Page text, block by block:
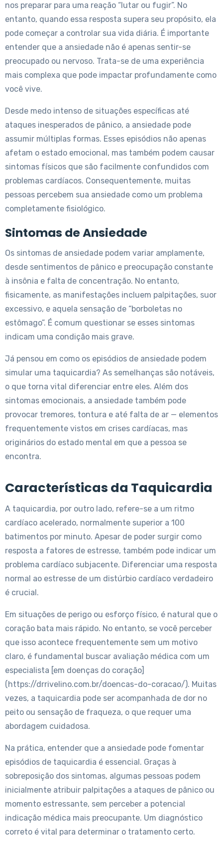
nos preparar para uma reação “lutar ou fugir”. No
entanto, quando essa resposta supera seu propósito, ela
pode começar a controlar sua vida diária. É importante
entender que a ansiedade não é apenas sentir-se
preocupado ou nervoso. Trata-se de uma experiência
mais complexa que pode impactar profundamente como
você vive.
Desde medo intenso de situações específicas até
ataques inesperados de pânico, a ansiedade pode
assumir múltiplas formas. Esses episódios não apenas
afetam o estado emocional, mas também podem causar
sintomas físicos que são facilmente confundidos com
problemas cardíacos. Consequentemente, muitas
pessoas percebem sua ansiedade como um problema
completamente fisiológico.
Sintomas de Ansiedade
Os sintomas de ansiedade podem variar amplamente,
desde sentimentos de pânico e preocupação constante
à insônia e falta de concentração. No entanto,
fisicamente, as manifestações incluem palpitações, suor
excessivo, e aquela sensação de “borboletas no
estômago”. É comum questionar se esses sintomas
indicam uma condição mais grave.
Já pensou em como os episódios de ansiedade podem
simular uma taquicardia? As semelhanças são notáveis,
o que torna vital diferenciar entre eles. Além dos
sintomas emocionais, a ansiedade também pode
provocar tremores, tontura e até falta de ar — elementos
frequentemente vistos em crises cardíacas, mas
originários do estado mental em que a pessoa se
encontra.
Características da Taquicardia
A taquicardia, por outro lado, refere-se a um ritmo
cardíaco acelerado, normalmente superior a 100
batimentos por minuto. Apesar de poder surgir como
resposta a fatores de estresse, também pode indicar um
problema cardíaco subjacente. Diferenciar uma resposta
normal ao estresse de um distúrbio cardíaco verdadeiro
é crucial.
Em situações de perigo ou esforço físico, é natural que o
coração bata mais rápido. No entanto, se você perceber
que isso acontece frequentemente sem um motivo
claro, é fundamental buscar avaliação médica com um
especialista [em doenças do coração]
(https://drrivelino.com.br/doencas-do-coracao/). Muitas
vezes, a taquicardia pode ser acompanhada de dor no
peito ou sensação de fraqueza, o que requer uma
abordagem cuidadosa.
Na prática, entender que a ansiedade pode fomentar
episódios de taquicardia é essencial. Graças à
sobreposição dos sintomas, algumas pessoas podem
inicialmente atribuir palpitações a ataques de pânico ou
momento estressante, sem perceber a potencial
indicação médica mais preocupante. Um diagnóstico
correto é vital para determinar o tratamento certo.